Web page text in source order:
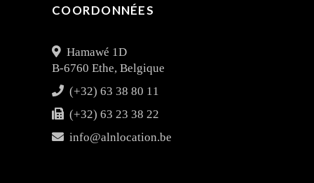
COORDONNÉES
Hamawé 1D
B-6760 Ethe, Belgique
(+32) 63 38 80 11
(+32) 63 23 38 22
info@alnlocation.be